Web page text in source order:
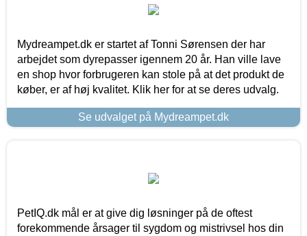
Mydreampet.dk er startet af Tonni Sørensen der har
arbejdet som dyrepasser igennem 20 år. Han ville lave
en shop hvor forbrugeren kan stole på at det produkt de
køber, er af høj kvalitet. Klik her for at se deres udvalg.
Se udvalget på Mydreampet.dk
PetIQ.dk mål er at give dig løsninger på de oftest
forekommende årsager til sygdom og mistrivsel hos din